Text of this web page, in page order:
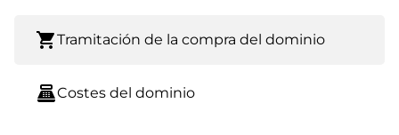
shopping_cartTramitación de la compra del dominio
point_of_saleCostes del dominio